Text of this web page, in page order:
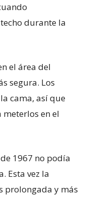
durante la
el área del
segura. Los
cama, así que
en el
1967 no podía
Esta vez la
prolongada y más